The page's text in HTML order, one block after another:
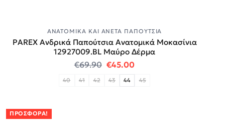
ΑΝΑΤΟΜΙΚΆ ΚΑΙ ΆΝΕΤΑ ΠΑΠΟΎΤΣΙΑ
PAREX Ανδρικά Παπούτσια Ανατομικά Μοκασίνια
12927009.BL Μαύρο Δέρμα
€69.90 Original price was: €69.90.
€45.00Η τρέχουσα τιμή
40 41 42 43 44 45
ΠΡΟΣΦΟΡΆ!